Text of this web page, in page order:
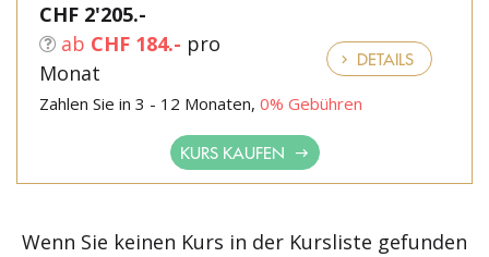
CHF 2'205.-
ab CHF 184.- pro
Monat
Zahlen Sie in 3 - 12 Monaten, 0% Gebühren
DETAILS
KURS KAUFEN
Wenn Sie keinen Kurs in der Kursliste gefunden